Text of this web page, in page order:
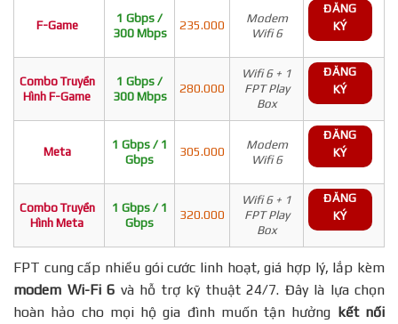
F-Game
1 Gbps /
300 Mbps
235.000
Modem
Wifi 6
ĐĂNG
KÝ
Combo Truyền
Hình F-Game
1 Gbps /
300 Mbps
280.000
Wifi 6 + 1
FPT Play
Box
ĐĂNG
KÝ
Meta
1 Gbps / 1
Gbps
305.000
Modem
Wifi 6
ĐĂNG
KÝ
Combo Truyền
Hình Meta
1 Gbps / 1
Gbps
320.000
Wifi 6 + 1
FPT Play
Box
ĐĂNG
KÝ
FPT cung cấp nhiều gói cước linh hoạt, giá hợp lý, lắp kèm
modem Wi-Fi 6 và hỗ trợ kỹ thuật 24/7. Đây là lựa chọn
hoàn hảo cho mọi hộ gia đình muốn tận hưởng kết nối